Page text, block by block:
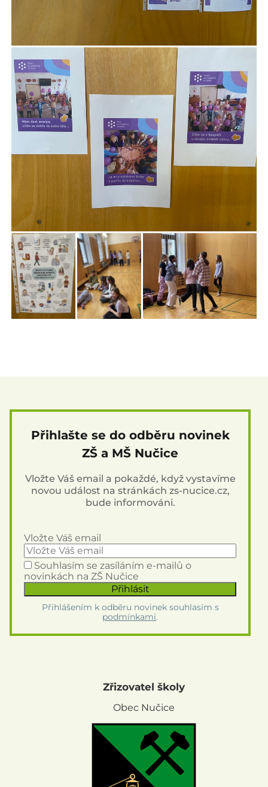
Přihlašte se do odběru novinek
ZŠ a MŠ Nučice
Vložte Váš email a pokaždé, když vystavíme
novou událost na stránkách zs-nucice.cz,
bude informováni.
Vložte Váš email
Souhlasím se zasíláním e-mailů o
novinkách na ZŠ Nučice
Přihlášením k odběru novinek souhlasím s
podmínkami.
Zřizovatel školy
Obec Nučice